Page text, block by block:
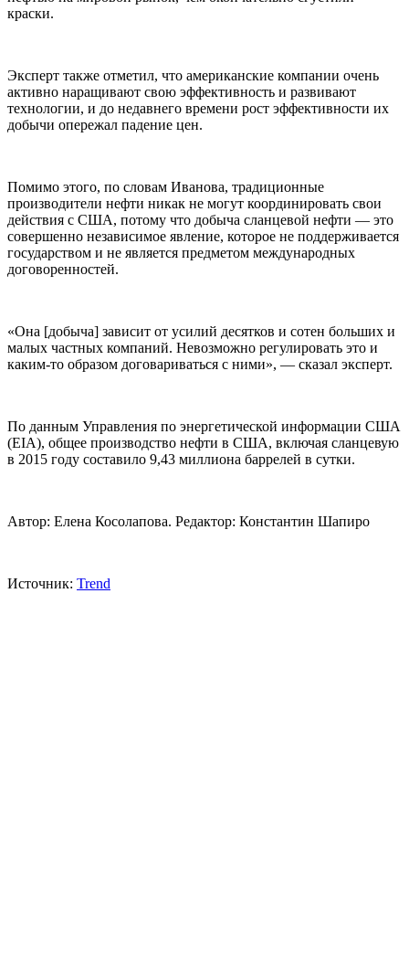
краски.
Эксперт также отметил, что американские компании очень
активно наращивают свою эффективность и развивают
технологии, и до недавнего времени рост эффективности их
добычи опережал падение цен.
Помимо этого, по словам Иванова, традиционные
производители нефти никак не могут координировать свои
действия с США, потому что добыча сланцевой нефти — это
совершенно независимое явление, которое не поддерживается
государством и не является предметом международных
договоренностей.
«Она [добыча] зависит от усилий десятков и сотен больших и
малых частных компаний. Невозможно регулировать это и
каким-то образом договариваться с ними», — сказал эксперт.
По данным Управления по энергетической информации США
(EIA), общее производство нефти в США, включая сланцевую
в 2015 году составило 9,43 миллиона баррелей в сутки.
Автор: Елена Косолапова. Редактор: Константин Шапиро
Источник: Trend